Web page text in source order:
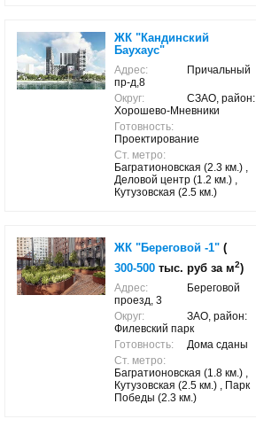
ЖК "Кандинский
Баухаус"
Адрес:
Причальный
пр-д,8
Округ:
СЗАО, район:
Хорошево-Мневники
Готовность:
Проектирование
Ст. метро:
Багратионовская (2.3 км.) ,
Деловой центр (1.2 км.) ,
Кутузовская (2.5 км.)
ЖК "Береговой -1" (
300-500 тыс. руб за м2)
Адрес:
Береговой
проезд, 3
Округ:
ЗАО, район:
Филевский парк
Готовность:
Дома сданы
Ст. метро:
Багратионовская (1.8 км.) ,
Кутузовская (2.5 км.) , Парк
Победы (2.3 км.)